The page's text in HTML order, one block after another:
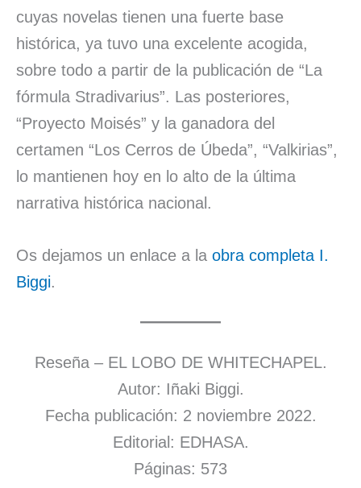
cuyas novelas tienen una fuerte base
histórica, ya tuvo una excelente acogida,
sobre todo a partir de la publicación de “La
fórmula Stradivarius”. Las posteriores,
“Proyecto Moisés” y la ganadora del
certamen “Los Cerros de Úbeda”, “Valkirias”,
lo mantienen hoy en lo alto de la última
narrativa histórica nacional.
Os dejamos un enlace a la obra completa I.
Biggi.
Reseña – EL LOBO DE WHITECHAPEL.
Autor: Iñaki Biggi.
Fecha publicación: 2 noviembre 2022.
Editorial: EDHASA.
Páginas: 573